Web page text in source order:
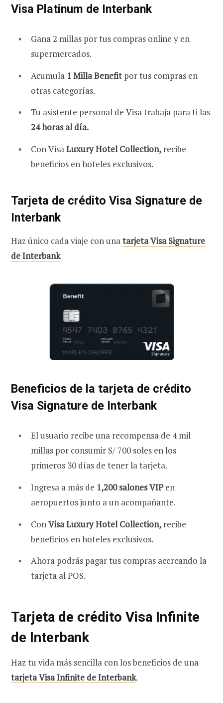
Visa Platinum de Interbank
Gana 2 millas por tus compras online y en
supermercados.
Acumula 1 Milla Benefitpor tus compras en
otras categorías.
Tu asistente personal de Visa trabaja para ti las
24 horas al día.
Con VisaLuxury Hotel Collection, recibe
beneficios en hoteles exclusivos.
Tarjeta de crédito Visa Signature de
Interbank
Haz único cada viaje con una tarjeta Visa Signature
de Interbank
Beneficios de la tarjeta de crédito
Visa Signature de Interbank
El usuario recibe una recompensa de 4 mil
millas por consumir S/ 700 soles en los
primeros 30 días de tener la tarjeta.
Ingresa a más de 1,200 salones VIPen
aeropuertos junto a un acompañante.
ConVisa Luxury Hotel Collection, recibe
beneficios en hoteles exclusivos.
Ahora podrás pagar tus compras acercando la
tarjeta al POS.
Tarjeta de crédito Visa Infinite
de Interbank
Haz tu vida más sencilla con los beneficios de una
tarjeta Visa Infinite de Interbank.